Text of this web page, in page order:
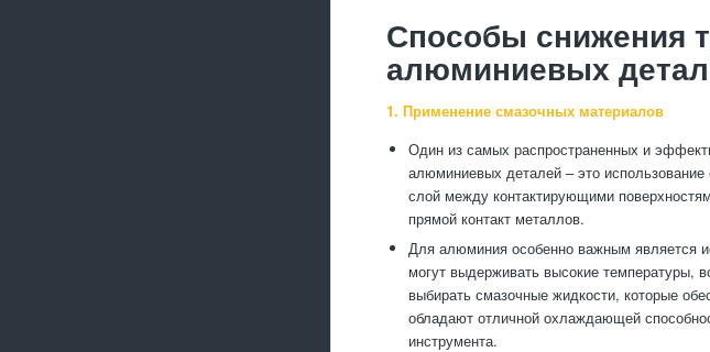
Способы снижения
алюминиевых
1. Применение смазочных материалов
Один из самых распространенных и
алюминиевых деталей – это
слой между контактирующими
прямой контакт металлов.
Для алюминия особенно важным является
могут выдерживать высокие температуры,
выбирать смазочные жидкости, которые
обладают отличной охлаждающей
инструмента.